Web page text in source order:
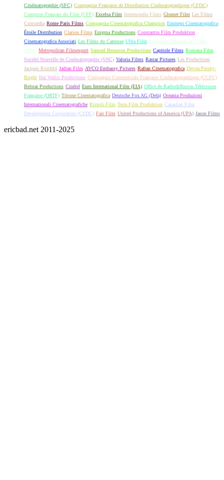
Cinématographie (SFC) Compagnie Française de Distribution Cinématographique (CFDC)
Comptoir Français du Film (CFF) Excelsa Film Intermondia Films Glomer Film Les Films
Concordia Rome Paris Films Compagnia Cinematografica Champion Emmepi Cinematografica
Étoile Distribution Clarion Films Enigma Productions Constantin Film Produktion
Cinematografica Associati Les Films du Carrosse Ultra Film Nouvelles Éditions de Films
(NEF) Metropolitan Filmexport Samuel Bronston Productions Capitole Films Romana Film
Société Nouvelle de Cinématographie (SNC) Valoria Films Rastar Pictures Les Productions
Jacques Roitfeld Jadran Film AVCO Embassy Pictures Rafran Cinematografica Devon/Persky-
Bright Hal Wallis Productions Compagnie Commerciale Française Cinématographique (CCFC)
Belstar Productions Cinétel Euro International Film (EIA) Office de Radiodiffusion Télévision
Française (ORTF) Tritone Cinematografica Deutsche Fox AG (Defa) Oceania Produzioni
Internazionali Cinematografiche Rizzoli Film Terra Film Produktion Canadian Film
Development Corporation (CFDC) Fair Film United Productions of America (UPA) Jason Films
ericbad.net 2011-2025